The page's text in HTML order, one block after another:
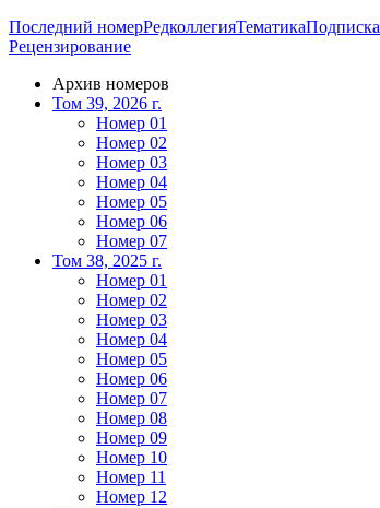
Последний номерРедколлегияТематикаПодписка
Рецензирование
Архив номеров
Том 39, 2026 г.
Номер 01
Номер 02
Номер 03
Номер 04
Номер 05
Номер 06
Номер 07
Том 38, 2025 г.
Номер 01
Номер 02
Номер 03
Номер 04
Номер 05
Номер 06
Номер 07
Номер 08
Номер 09
Номер 10
Номер 11
Номер 12